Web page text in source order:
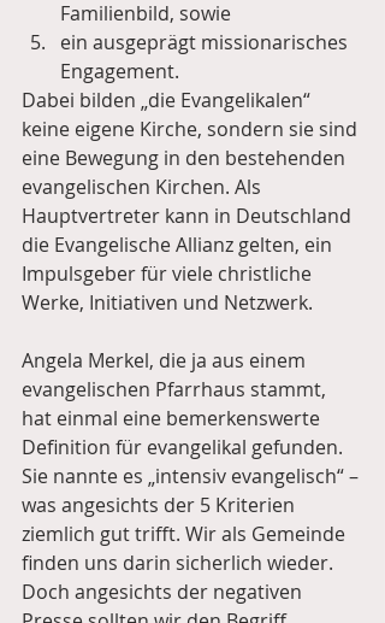
Familienbild, sowie
ein ausgeprägt missionarisches
Engagement.
Dabei bilden „die Evangelikalen“
keine eigene Kirche, sondern sie sind
eine Bewegung in den bestehenden
evangelischen Kirchen. Als
Hauptvertreter kann in Deutschland
die Evangelische Allianz gelten, ein
Impulsgeber für viele christliche
Werke, Initiativen und Netzwerk.
Angela Merkel, die ja aus einem
evangelischen Pfarrhaus stammt,
hat einmal eine bemerkenswerte
Definition für evangelikal gefunden.
Sie nannte es „intensiv evangelisch“ –
was angesichts der 5 Kriterien
ziemlich gut trifft. Wir als Gemeinde
finden uns darin sicherlich wieder.
Doch angesichts der negativen